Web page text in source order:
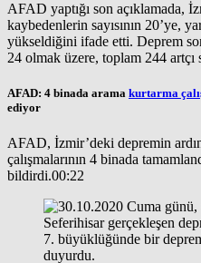
AFAD yaptığı son açıklamada,
kaybedenlerin sayısının 20’ye,
yükseldiğini ifade etti. Deprem
24 olmak üzere, toplam 244 artçı
AFAD: 4 binada arama kurtarma
ediyor
AFAD, İzmir’deki depremin
çalışmalarının 4 binada
bildirdi.00:22